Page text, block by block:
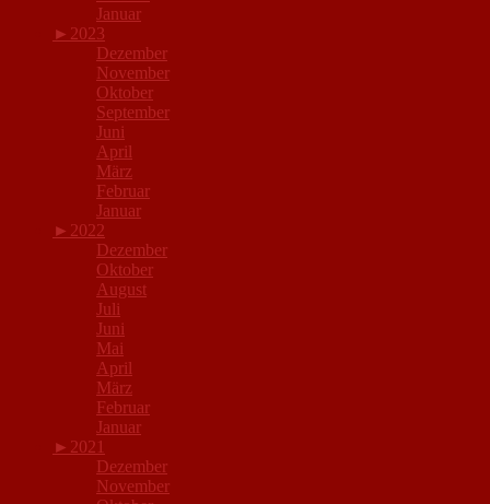
Januar
► 2023
Dezember
November
Oktober
September
Juni
April
März
Februar
Januar
► 2022
Dezember
Oktober
August
Juli
Juni
Mai
April
März
Februar
Januar
► 2021
Dezember
November